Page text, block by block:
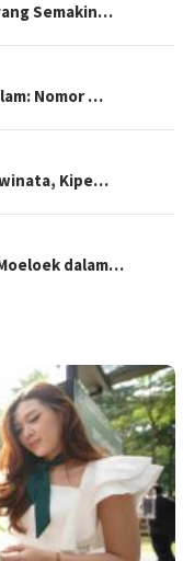
Semakin…
Nomor …
Kipe…
dalam…